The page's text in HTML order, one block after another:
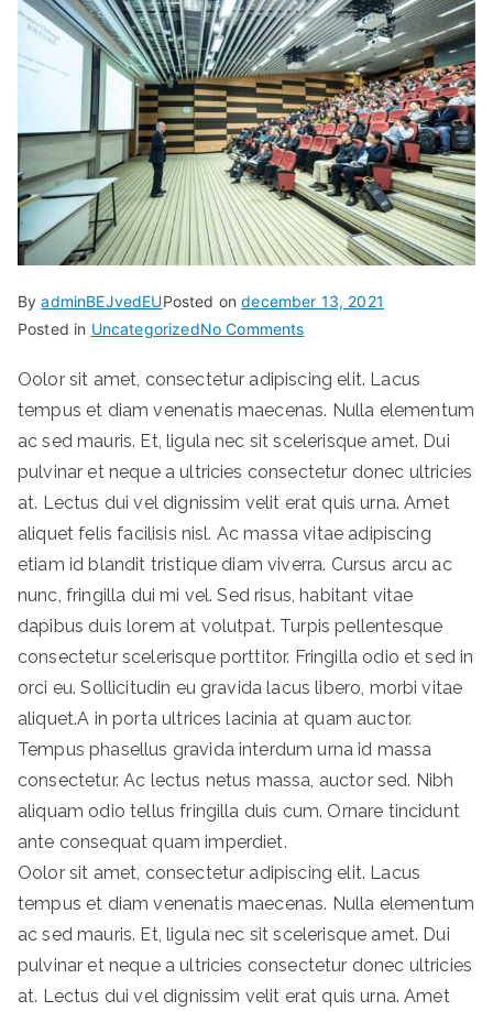
ByadminBEJvedEUPosted ondecember 13, 2021
Posted in UncategorizedNo Commentson
Big
Seminar
for
Your
Right
Oolor sit amet, consectetur adipiscing elit. Lacus
tempus et diam venenatis maecenas. Nulla elementum
ac sed mauris. Et, ligula nec sit scelerisque amet. Dui
pulvinar et neque a ultricies consectetur donec ultricies
at. Lectus dui vel dignissim velit erat quis urna. Amet
aliquet felis facilisis nisl. Ac massa vitae adipiscing
etiam id blandit tristique diam viverra. Cursus arcu ac
nunc, fringilla dui mi vel. Sed risus, habitant vitae
dapibus duis lorem at volutpat. Turpis pellentesque
consectetur scelerisque porttitor. Fringilla odio et sed in
orci eu. Sollicitudin eu gravida lacus libero, morbi vitae
aliquet.A in porta ultrices lacinia at quam auctor.
Tempus phasellus gravida interdum urna id massa
consectetur. Ac lectus netus massa, auctor sed. Nibh
aliquam odio tellus fringilla duis cum. Ornare tincidunt
ante consequat quam imperdiet.
Oolor sit amet, consectetur adipiscing elit. Lacus
tempus et diam venenatis maecenas. Nulla elementum
ac sed mauris. Et, ligula nec sit scelerisque amet. Dui
pulvinar et neque a ultricies consectetur donec ultricies
at. Lectus dui vel dignissim velit erat quis urna. Amet